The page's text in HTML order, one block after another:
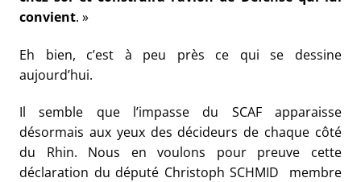
convient. »
Eh bien, c’est à peu près ce qui se dessine
aujourd’hui.
Il semble que l’impasse du SCAF apparaisse
désormais aux yeux des décideurs de chaque côté
du Rhin. Nous en voulons pour preuve cette
déclaration du député Christoph SCHMID membre